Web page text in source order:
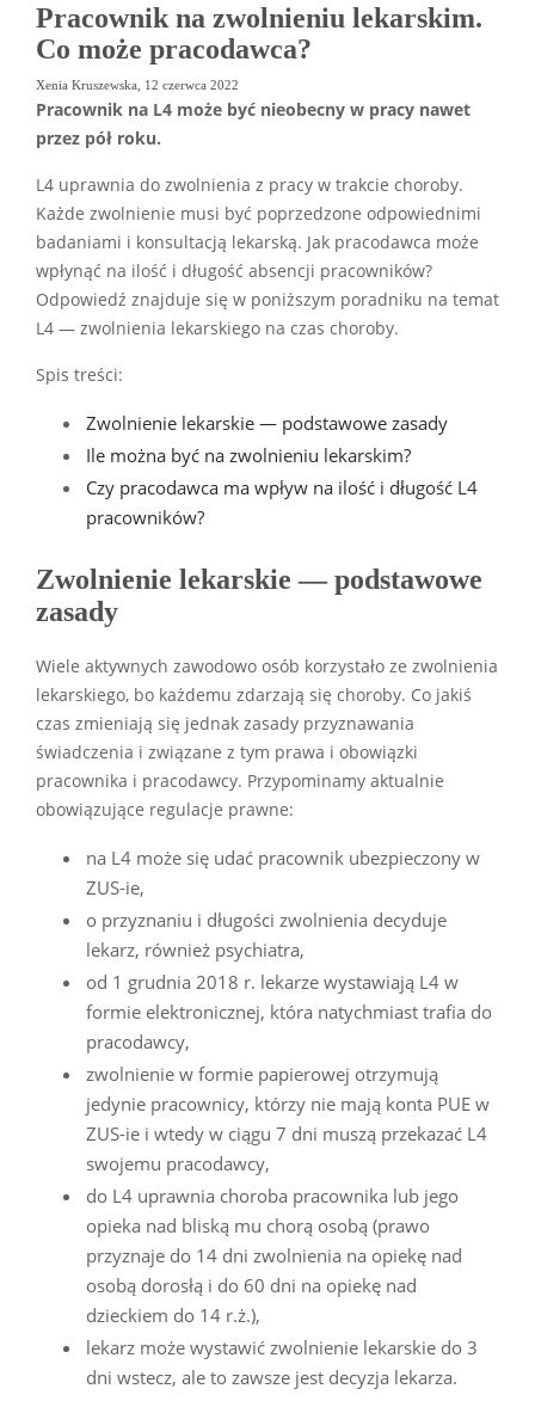
Pracownik na zwolnieniu lekarskim.
Co może pracodawca?
Xenia Kruszewska 12 czerwca 2022
Pracownik na L4 może być nieobecny w pracy nawet
przez pół roku.
L4 uprawnia do zwolnienia z pracy w trakcie choroby.
Każde zwolnienie musi być poprzedzone odpowiednimi
badaniami i konsultacją lekarską. Jak pracodawca może
wpłynąć na ilość i długość absencji pracowników?
Odpowiedź znajduje się w poniższym poradniku na temat
L4 — zwolnienia lekarskiego na czas choroby.
Spis treści:
Zwolnienie lekarskie — podstawowe zasady
Ile można być na zwolnieniu lekarskim?
Czy pracodawca ma wpływ na ilość i długość L4
pracowników?
Zwolnienie lekarskie — podstawowe
zasady
Wiele aktywnych zawodowo osób korzystało ze zwolnienia
lekarskiego, bo każdemu zdarzają się choroby. Co jakiś
czas zmieniają się jednak zasady przyznawania
świadczenia i związane z tym prawa i obowiązki
pracownika i pracodawcy. Przypominamy aktualnie
obowiązujące regulacje prawne:
na L4 może się udać pracownik ubezpieczony w
ZUS-ie,
o przyznaniu i długości zwolnienia decyduje
lekarz, również psychiatra,
od 1 grudnia 2018 r. lekarze wystawiają L4 w
formie elektronicznej, która natychmiast trafia do
pracodawcy,
zwolnienie w formie papierowej otrzymują
jedynie pracownicy, którzy nie mają konta PUE w
ZUS-ie i wtedy w ciągu 7 dni muszą przekazać L4
swojemu pracodawcy,
do L4 uprawnia choroba pracownika lub jego
opieka nad bliską mu chorą osobą (prawo
przyznaje do 14 dni zwolnienia na opiekę nad
osobą dorosłą i do 60 dni na opiekę nad
dzieckiem do 14 r.ż.),
lekarz może wystawić zwolnienie lekarskie do 3
dni wstecz, ale to zawsze jest decyzja lekarza.